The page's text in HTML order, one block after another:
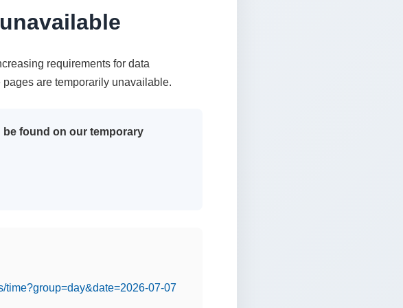
requirements for data
are temporarily unavailable.
found on our temporary
time?group=day&date=2026-07-07